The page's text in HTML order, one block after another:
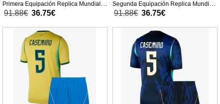
Primera Equipación Replica Mundial
2026 para niños mangas cortas (+
91.88€ 36.75€
Segunda Equipación Replica Mundial
2026 para niños mangas cortas (+
91.88€ 36.75€